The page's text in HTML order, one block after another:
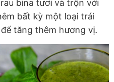
bina tươi và trộn với
bất kỳ một loại trái
tăng thêm hương vị.